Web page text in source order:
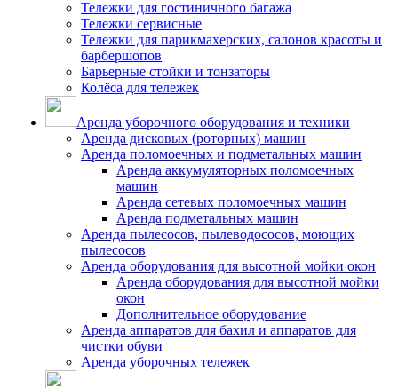
Тележки для гостиничного багажа
Тележки сервисные
Тележки для парикмахерских, салонов красоты и
барбершопов
Барьерные стойки и тонзаторы
Колёса для тележек
Аренда уборочного оборудования и техники
Аренда дисковых (роторных) машин
Аренда поломоечных и подметальных машин
Аренда аккумуляторных поломоечных
машин
Аренда сетевых поломоечных машин
Аренда подметальных машин
Аренда пылесосов, пылеводососов, моющих
пылесосов
Аренда оборудования для высотной мойки окон
Аренда оборудования для высотной мойки
окон
Дополнительное оборудование
Аренда аппаратов для бахил и аппаратов для
чистки обуви
Аренда уборочных тележек